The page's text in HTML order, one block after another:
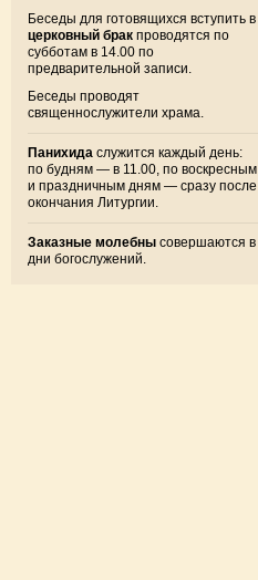
Беседы для готовящихся вступить в
церковный брак проводятся по
субботам в 14.00 по
предварительной записи.
Беседы проводят
священнослужители храма.
Панихида служится каждый день:
по будням — в 11.00, по воскресным
и праздничным дням — сразу после
окончания Литургии.
Заказные молебны совершаются в
дни богослужений.